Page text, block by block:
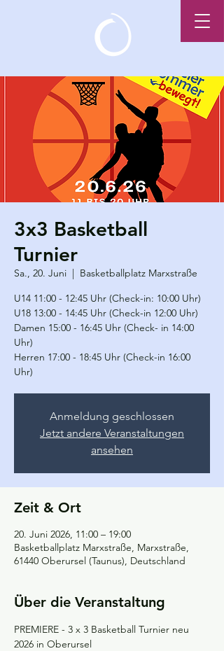
3x3 Basketball
Turnier
Sa., 20. Juni
  |
Basketballplatz Marxstraße
U14 11:00 - 12:45 Uhr (Check-in: 10:00 Uhr)
U18 13:00 - 14:45 Uhr (Check-in 12:00 Uhr)
Damen 15:00 - 16:45 Uhr (Check- in 14:00
Uhr)
Herren 17:00 - 18:45 Uhr (Check-in 16:00
Uhr)
Anmeldung geschlossen
Jetzt andere Veranstaltungen
ansehen
Zeit & Ort
20. Juni 2026, 11:00 – 19:00
Basketballplatz Marxstraße, Marxstraße,
61440 Oberursel (Taunus), Deutschland
Über die Veranstaltung
PREMIERE - 3 x 3 Basketball Turnier neu
2026 in Oberursel